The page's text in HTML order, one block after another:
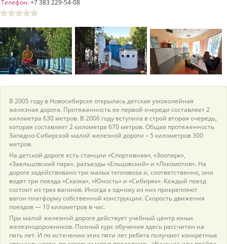
пїЅпїЅпїЅ
пїЅпїЅпїЅпїЅпїЅпїЅпїЅпїЅпїЅпїЅпїЅ
пїЅпїЅпїЅ
пїЅпїЅпїЅпїЅпїЅпїЅпїЅпїЅпїЅ
пїЅпїЅпїЅ пїЅпїЅпїЅпїЅпїЅ
пїЅпїЅпїЅ пїЅпїЅпїЅпїЅпїЅпїЅ
пїЅпїЅпїЅпїЅпїЅ
пїЅпїЅпїЅпїЅпїЅпїЅпїЅпїЅпїЅпїЅ
Телефон:+7 383 229-54-08
В 2005 году в Новосибирске открылась детская узкоколейная
железная дорога. Протяженность ее первой очереди составляет 2
километра 630 метров. В 2006 году вступила в строй вторая очередь,
которая составляет 2 километра 670 метров. Общая протяженность
Западно-Сибирской малой железной дороги – 5 километров 300
метров.
На детской дороге есть станции «Спортивная», «Зоопарк»,
«Заельцовский парк», разъезды «Ельцовский» и «Локомотив». На
дороге задействовано три малых тепловоза и, соответственно, они
водят три поезда «Сказка», «Юность» и «Сибиряк». Каждый поезд
состоит из трех вагонов. Иногда к одному из них прикрепляют
вагон-платформу собственной конструкции. Скорость движения
поездов — 10 километров в час.
При малой железной дороге действует учебный центр юных
железнодорожников. Полный курс обучения здесь рассчитан на
пять лет. И по истечении этих пяти лет ребята получают конкретные